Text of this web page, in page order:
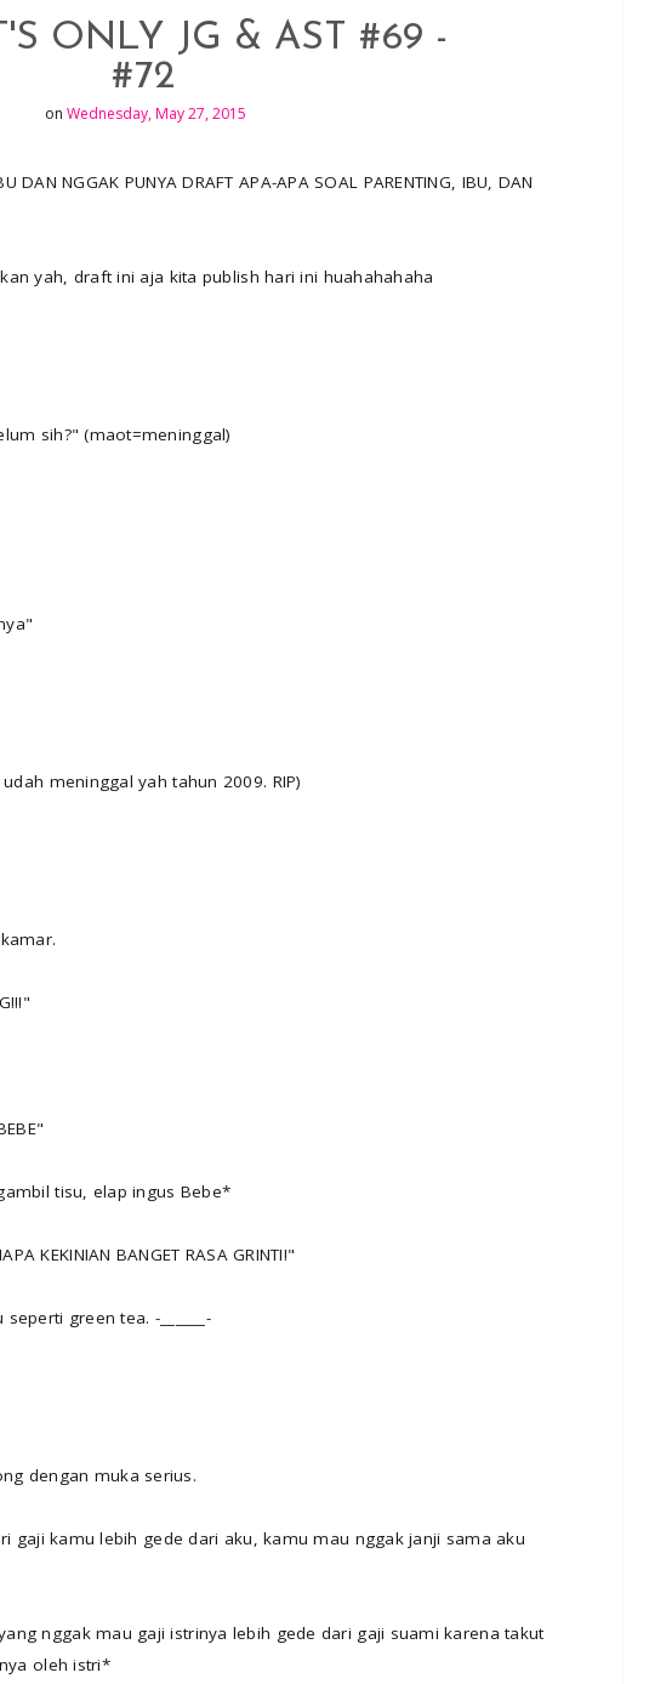
ONLY JG & AST #69 -
#72
on Wednesday, May 27, 2015
DAN NGGAK PUNYA DRAFT APA-APA SOAL PARENTING, IBU, DAN
yah, draft ini aja kita publish hari ini huahahahaha
sih?" (maot=meninggal)
meninggal yah tahun 2009. RIP)
tisu, elap ingus Bebe*
KEKINIAN BANGET RASA GRINTI!"
green tea. -______-
dengan muka serius.
gaji kamu lebih gede dari aku, kamu mau nggak janji sama aku
nggak mau gaji istrinya lebih gede dari gaji suami karena takut
oleh istri*